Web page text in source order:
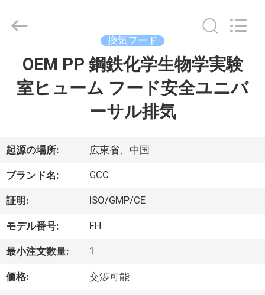
へ
品
ビ
デ
オ
わ
Copyright
Guangzhou
Cleanroom
Construction
換気フード
OEM PP 鋼鉄化学生物学実験
室ヒューム フード安全ユニバ
ーサル排気
起源の場所: 広東省、中国
ブランド名: GCC
証明: ISO/GMP/CE
モデル番号: FH
最小注文数量: 1
価格: 交渉可能